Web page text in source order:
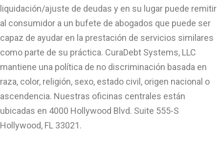
liquidación/ajuste de deudas y en su lugar puede remitir
al consumidor a un bufete de abogados que puede ser
capaz de ayudar en la prestación de servicios similares
como parte de su práctica. CuraDebt Systems, LLC
mantiene una política de no discriminación basada en
raza, color, religión, sexo, estado civil, origen nacional o
ascendencia. Nuestras oficinas centrales están
ubicadas en 4000 Hollywood Blvd. Suite 555-S
Hollywood, FL 33021.